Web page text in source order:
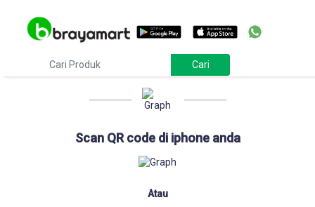
Download
Scan QR code di iphone anda
Atau